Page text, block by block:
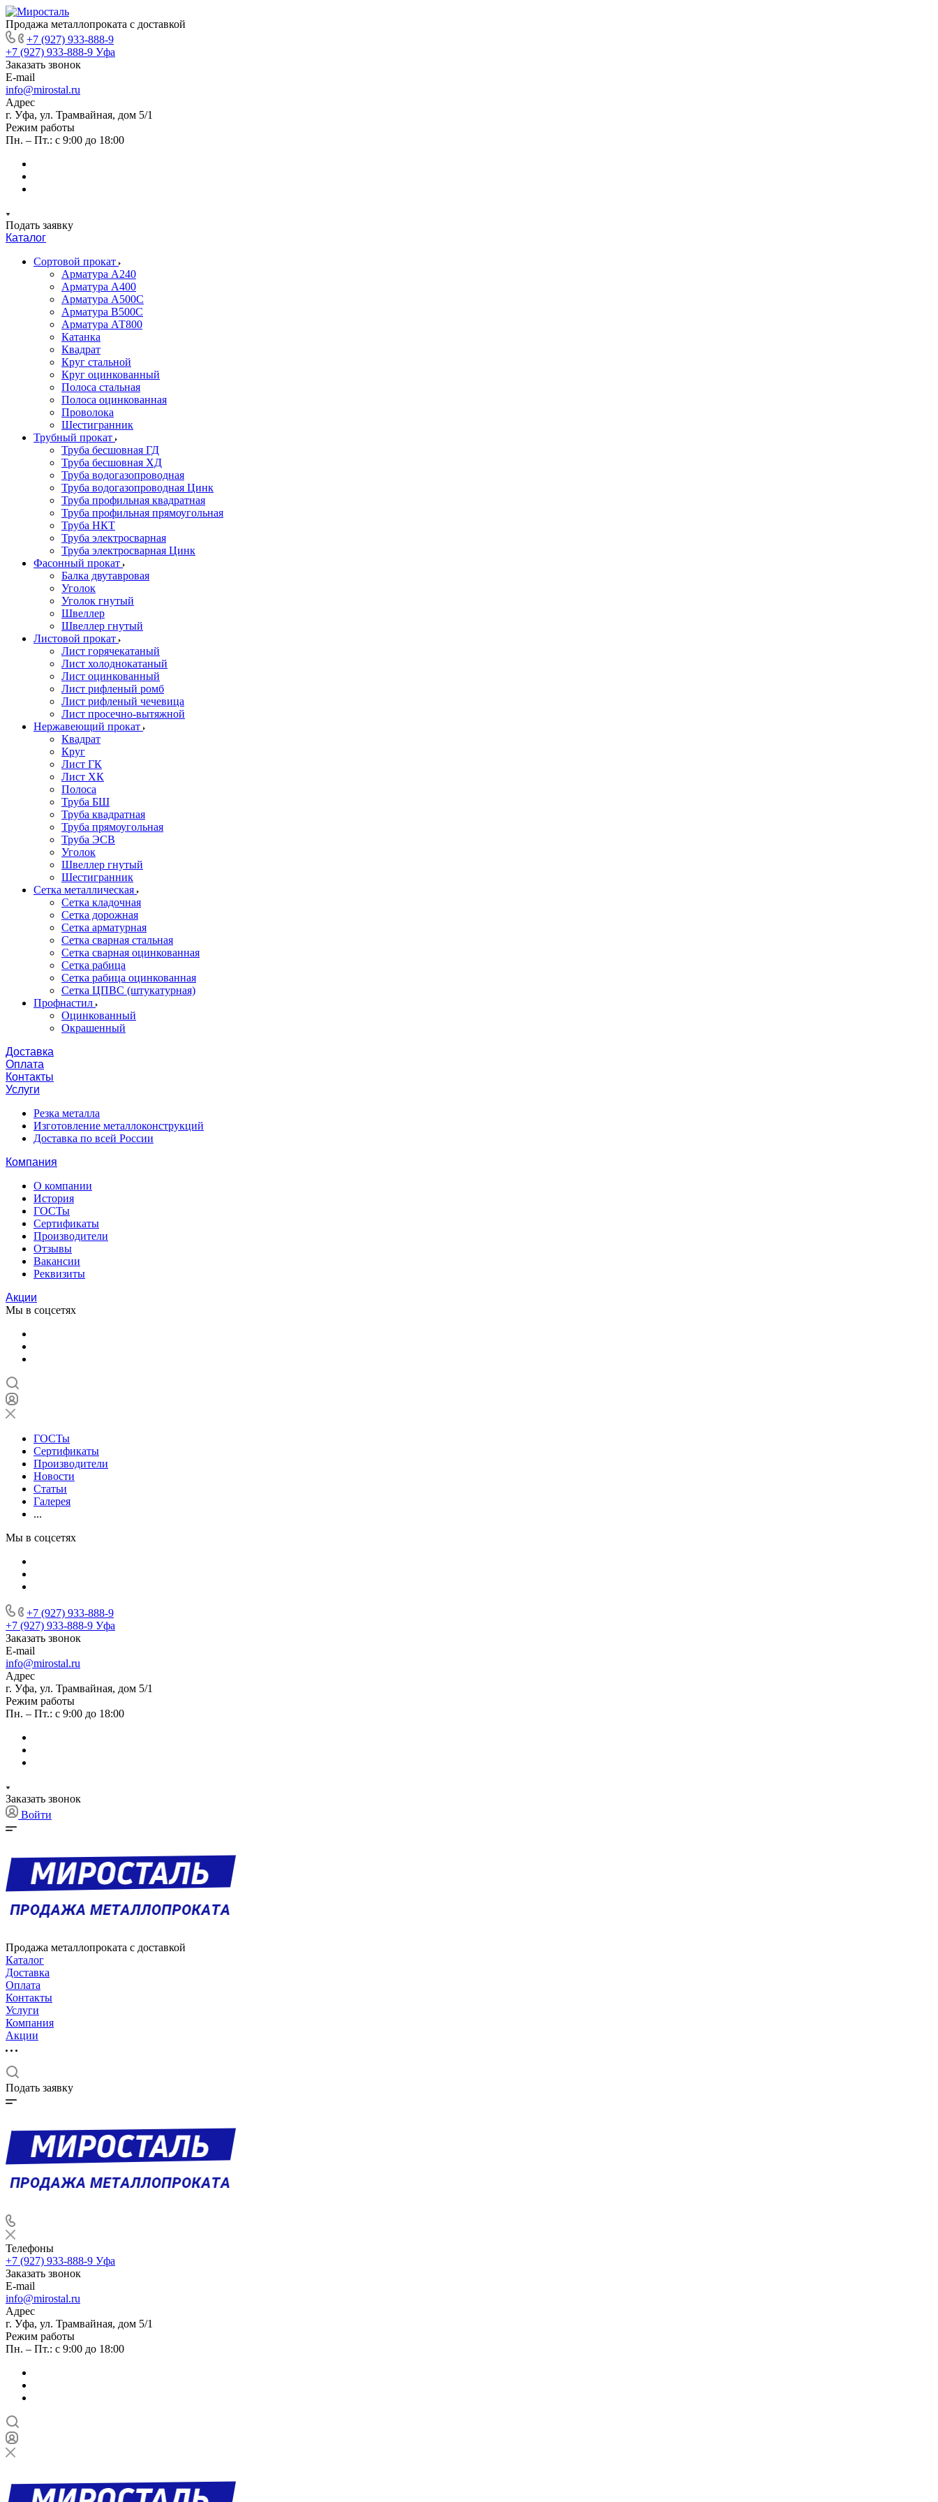
Продажа металлопроката с доставкой
+7 (927) 933-888-9
+7 (927) 933-888-9 Уфа
Заказать звонок
E-mail
info@mirostal.ru
Адрес
г. Уфа, ул. Трамвайная, дом 5/1
Режим работы
Пн. – Пт.: с 9:00 до 18:00
Подать заявку
Каталог
Сортовой прокат
Арматура А240
Арматура А400
Арматура А500C
Арматура В500С
Арматура АТ800
Катанка
Квадрат
Круг стальной
Круг оцинкованный
Полоса стальная
Полоса оцинкованная
Проволока
Шестигранник
Трубный прокат
Труба бесшовная ГД
Труба бесшовная ХД
Труба водогазопроводная
Труба водогазопроводная Цинк
Труба профильная квадратная
Труба профильная прямоугольная
Труба НКТ
Труба электросварная
Труба электросварная Цинк
Фасонный прокат
Балка двутавровая
Уголок
Уголок гнутый
Швеллер
Швеллер гнутый
Листовой прокат
Лист горячекатаный
Лист холоднокатаный
Лист оцинкованный
Лист рифленый ромб
Лист рифленый чечевица
Лист просечно-вытяжной
Нержавеющий прокат
Квадрат
Круг
Лист ГК
Лист ХК
Полоса
Труба БШ
Труба квадратная
Труба прямоугольная
Труба ЭСВ
Уголок
Швеллер гнутый
Шестигранник
Сетка металлическая
Сетка кладочная
Сетка дорожная
Сетка арматурная
Сетка сварная стальная
Сетка сварная оцинкованная
Сетка рабица
Сетка рабица оцинкованная
Сетка ЦПВС (штукатурная)
Профнастил
Оцинкованный
Окрашенный
Доставка
Оплата
Контакты
Услуги
Резка металла
Изготовление металлоконструкций
Доставка по всей России
Компания
О компании
История
ГОСТы
Сертификаты
Производители
Отзывы
Вакансии
Реквизиты
Акции
Мы в соцсетях
ГОСТы
Сертификаты
Производители
Новости
Статьи
Галерея
...
Мы в соцсетях
+7 (927) 933-888-9
+7 (927) 933-888-9 Уфа
Заказать звонок
E-mail
info@mirostal.ru
Адрес
г. Уфа, ул. Трамвайная, дом 5/1
Режим работы
Пн. – Пт.: с 9:00 до 18:00
Заказать звонок
Войти
Продажа металлопроката с доставкой
Каталог
Доставка
Оплата
Контакты
Услуги
Компания
Акции
Подать заявку
Телефоны
+7 (927) 933-888-9 Уфа
Заказать звонок
E-mail
info@mirostal.ru
Адрес
г. Уфа, ул. Трамвайная, дом 5/1
Режим работы
Пн. – Пт.: с 9:00 до 18:00